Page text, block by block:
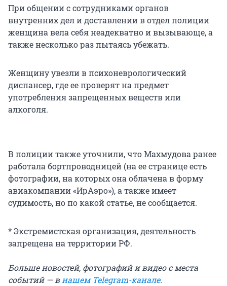
При общении с сотрудниками органов
внутренних дел и доставлении в отдел полиции
женщина вела себя неадекватно и вызывающе, а
также несколько раз пытаясь убежать.
Женщину увезли в психоневрологический
диспансер, где ее проверят на предмет
употребления запрещенных веществ или
алкоголя.
В полиции также уточнили, что Махмудова ранее
работала бортпроводницей (на ее странице есть
фотографии, на которых она облачена в форму
авиакомпании «ИрАэро»), а также имеет
судимость, но по какой статье, не сообщается.
* Экстремистская организация, деятельность
запрещена на территории РФ.
Больше новостей, фотографий и видео с места
событий — в нашем Telegram-канале.